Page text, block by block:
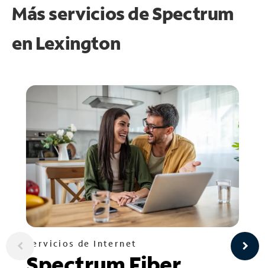
Más servicios de Spectrum
en Lexington
Servicios de Internet